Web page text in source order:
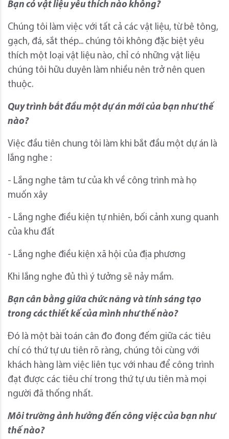
Bạn có vật liệu yêu thích nào không?
Chúng tôi làm việc với tất cả các vật liệu, từ bê tông,
gạch, đá, sắt thép... chúng tôi không đặc biệt yêu
thích một loại vật liệu nào, chỉ có những vật liệu
chúng tôi hữu duyên làm nhiều nên trở nên quen
thuộc.
Quy trình bắt đầu một dự án mới của bạn như thế
nào?
Việc đầu tiên chung tôi làm khi bắt đầu một dự án là
lắng nghe :
- Lắng nghe tâm tư của kh về công trình mà họ
muốn xây
- Lắng nghe điều kiện tự nhiên, bối cảnh xung quanh
của khu đất
- Lắng nghe điều kiện xã hội của địa phương
Khi lắng nghe đủ thì ý tưởng sẽ nảy mầm.
Bạn cân bằng giữa chức năng và tính sáng tạo
trong các thiết kế của mình như thế nào?
Đó là một bài toán cân đo đong đếm giữa các tiêu
chí có thứ tự ưu tiên rõ ràng, chúng tôi cùng với
khách hàng làm việc liên tục với nhau để công trình
đạt được các tiêu chí trong thứ tự ưu tiên mà mọi
người đã thống nhất.
Môi trường ảnh hưởng đến công việc của bạn như
thế nào?